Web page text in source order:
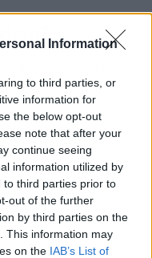
Information
to third parties, or
information for
the below opt-out
note that after your
continue seeing
information utilized by
to third parties prior to
out of the further
by third parties on the
This information may
on the IAB’s List of
identidad en la
la cantidad de
deben
de cliente
el detalle de
que entrega la
De esta
tanto de los